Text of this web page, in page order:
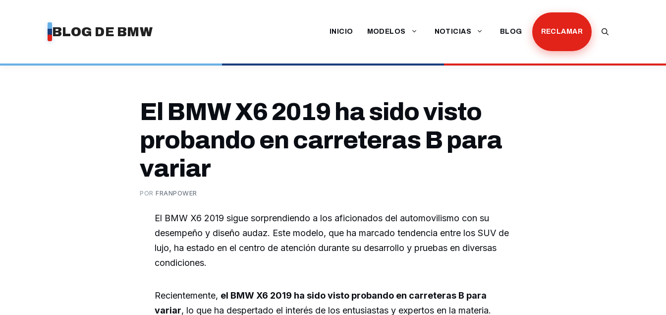
BLOG DE BMW INICIO MODELOS NOTICIAS BLOG RECLAMAR
El BMW X6 2019 ha sido visto
probando en carreteras B para
variar
PORFRANPOWER
El BMW X6 2019 sigue sorprendiendo a los aficionados del automovilismo con su
desempeño y diseño audaz. Este modelo, que ha marcado tendencia entre los SUV de
lujo, ha estado en el centro de atención durante su desarrollo y pruebas en diversas
condiciones.
Recientemente, el BMW X6 2019 ha sido visto probando en carreteras B para
variar, lo que ha despertado el interés de los entusiastas y expertos en la materia.